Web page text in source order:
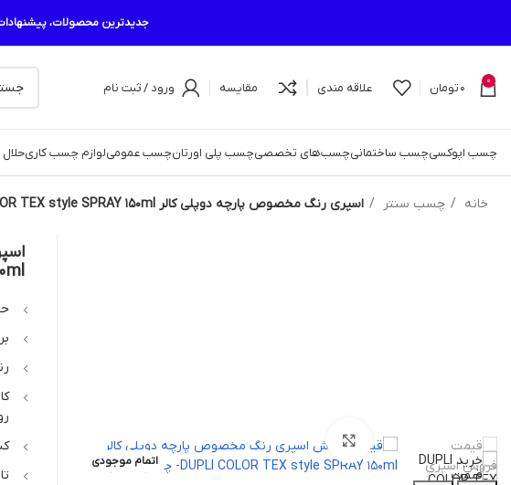
جدیدترین محصولات،
0
0تومان علاقه مندی مقایسه ورود / ثبت نام
چسب اپوکسیچسب ساختمانیچسب‌های تخصصیچسب پلی اورتانچسب عمومیلوازم چسب کاری
خانه چسب سنتر اسپری رنگ مخصوص پارچه دوپلی کالر DUPLI COLOR TEX style SPRAY 150ml
اتمام موجودی
بزرگنمایی تصویر
حجم: